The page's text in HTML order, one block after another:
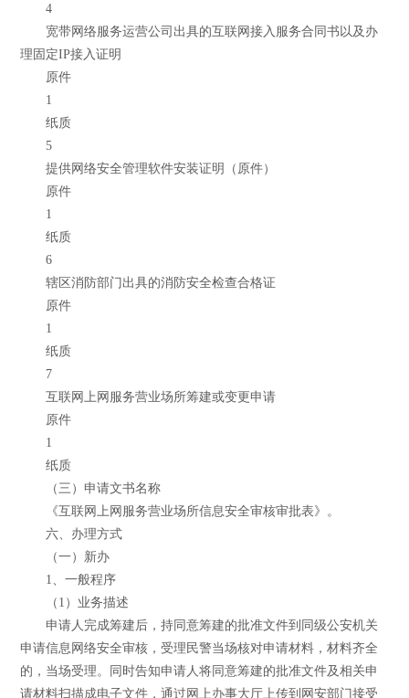
4
宽带网络服务运营公司出具的互联网接入服务合同书以及办
理固定IP接入证明
原件
1
纸质
5
提供网络安全管理软件安装证明（原件）
原件
1
纸质
6
辖区消防部门出具的消防安全检查合格证
原件
1
纸质
7
互联网上网服务营业场所筹建或变更申请
原件
1
纸质
（三）申请文书名称
《互联网上网服务营业场所信息安全审核审批表》。
六、办理方式
（一）新办
1、一般程序
（1）业务描述
申请人完成筹建后，持同意筹建的批准文件到同级公安机关
申请信息网络安全审核，受理民警当场核对申请材料，材料齐全
的，当场受理。同时告知申请人将同意筹建的批准文件及相关申
请材料扫描成电子文件，通过网上办事大厅上传到网安部门接受